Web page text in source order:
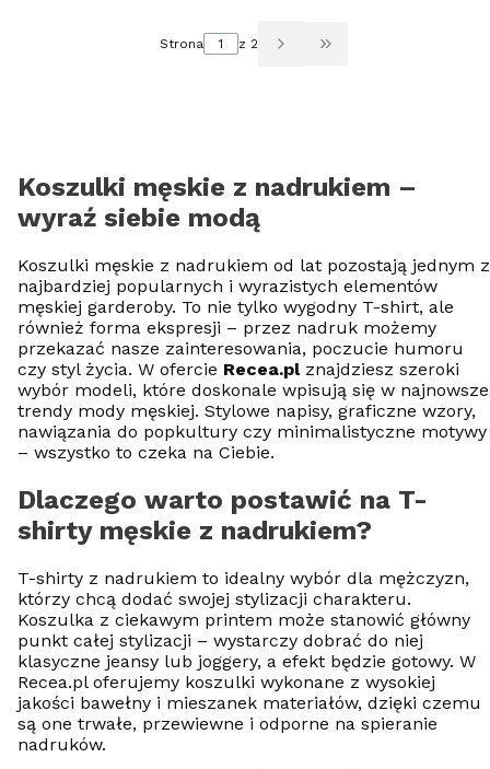
Strona z 2 Przejdź do ostatniej
Koszulki męskie z nadrukiem –
wyraź siebie modą
Koszulki męskie z nadrukiem od lat pozostają jednym z
najbardziej popularnych i wyrazistych elementów
męskiej garderoby. To nie tylko wygodny T-shirt, ale
również forma ekspresji – przez nadruk możemy
przekazać nasze zainteresowania, poczucie humoru
czy styl życia. W ofercie Recea.plznajdziesz szeroki
wybór modeli, które doskonale wpisują się w najnowsze
trendy mody męskiej. Stylowe napisy, graficzne wzory,
nawiązania do popkultury czy minimalistyczne motywy
– wszystko to czeka na Ciebie.
Dlaczego warto postawić na T-
shirty męskie z nadrukiem?
T-shirty z nadrukiem to idealny wybór dla mężczyzn,
którzy chcą dodać swojej stylizacji charakteru.
Koszulka z ciekawym printem może stanowić główny
punkt całej stylizacji – wystarczy dobrać do niej
klasyczne jeansy lub joggery, a efekt będzie gotowy. W
Recea.pl oferujemy koszulki wykonane z wysokiej
jakości bawełny i mieszanek materiałów, dzięki czemu
są one trwałe, przewiewne i odporne na spieranie
nadruków.